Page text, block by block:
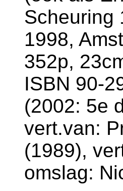
Scheuring
1998,
352p,
ISBN 90-
(2002: 5e
vert.van:
(1989),
omslag: